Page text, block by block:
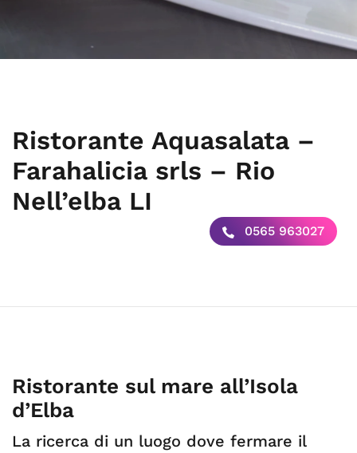
Ristorante Aquasalata –
Farahalicia srls – Rio
Nell’elba LI
0565 963027
Ristorante sul mare all’Isola
d’Elba
La ricerca di un luogo dove fermare il